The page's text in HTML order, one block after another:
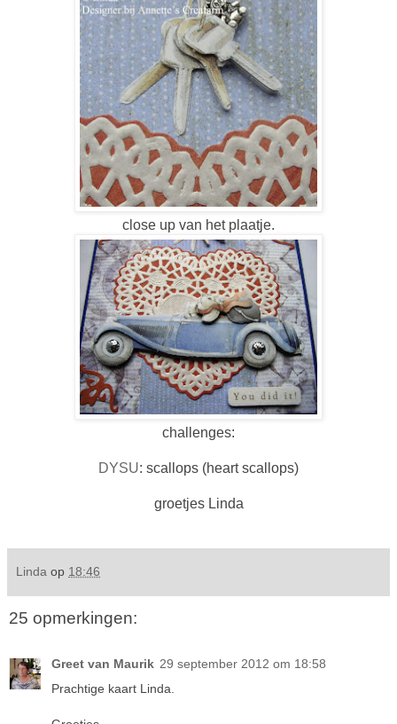
close up van het plaatje.
challenges:
DYSU: scallops (heart scallops)
groetjes Linda
Linda op 18:46
25 opmerkingen:
Greet van Maurik 29 september 2012 om 18:58
Prachtige kaart Linda.